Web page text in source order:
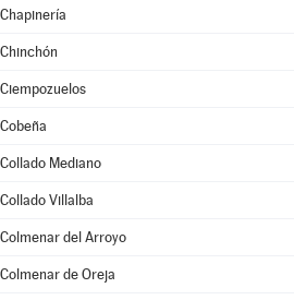
Chapinería
Chinchón
Ciempozuelos
Cobeña
Collado Mediano
Collado Villalba
Colmenar del Arroyo
Colmenar de Oreja